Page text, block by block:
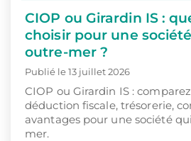
CIOP ou Girardin IS :
choisir pour une
outre-mer ?
Publié le 13 juillet 2026
CIOP ou Girardin IS :
déduction fiscale, trésorerie,
avantages pour une société
mer.